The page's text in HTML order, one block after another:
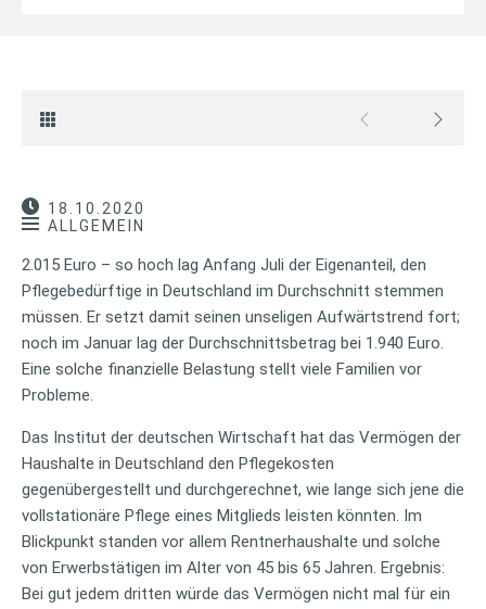
18.10.2020
ALLGEMEIN
2.015 Euro – so hoch lag Anfang Juli der Eigenanteil, den
Pflegebedürftige in Deutschland im Durchschnitt stemmen
müssen. Er setzt damit seinen unseligen Aufwärtstrend fort;
noch im Januar lag der Durchschnittsbetrag bei 1.940 Euro.
Eine solche finanzielle Belastung stellt viele Familien vor
Probleme.
Das Institut der deutschen Wirtschaft hat das Vermögen der
Haushalte in Deutschland den Pflegekosten
gegenübergestellt und durchgerechnet, wie lange sich jene die
vollstationäre Pflege eines Mitglieds leisten könnten. Im
Blickpunkt standen vor allem Rentnerhaushalte und solche
von Erwerbstätigen im Alter von 45 bis 65 Jahren. Ergebnis:
Bei gut jedem dritten würde das Vermögen nicht mal für ein